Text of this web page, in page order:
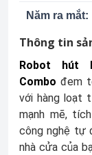
Năm ra mắt:
Thông tin
Robot hút
Combo đem
với hàng loạt
mạnh mẽ,
công nghệ tự
nhà cửa của